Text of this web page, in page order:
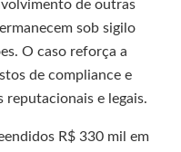
de outras
sob sigilo
O caso reforça a
de compliance e
e legais.
R$ 330 mil em